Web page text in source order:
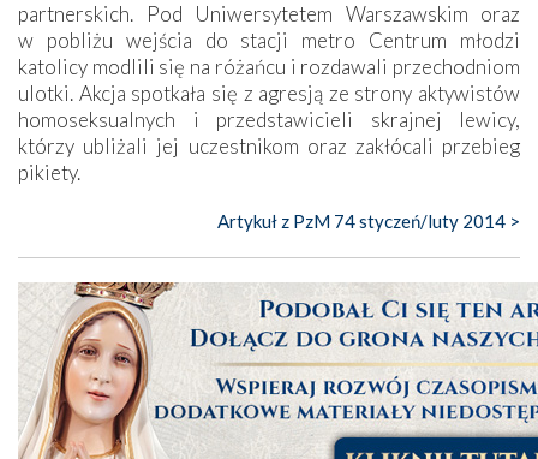
partnerskich. Pod Uniwersytetem Warszawskim oraz
w pobliżu wejścia do stacji metro Centrum młodzi
katolicy modlili się na różańcu i rozdawali przechodniom
ulotki. Akcja spotkała się z agresją ze strony aktywistów
homoseksualnych i przedstawicieli skrajnej lewicy,
którzy ubliżali jej uczestnikom oraz zakłócali przebieg
pikiety.
Artykuł z PzM 74 styczeń/luty 2014 >